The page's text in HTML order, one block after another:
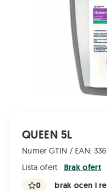
QUEEN 5L
Numer GTIN / EAN:
Lista ofert
Brak ofert
0 brak ocen i